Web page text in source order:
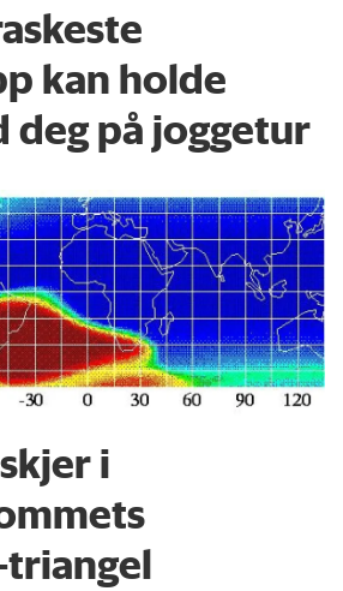
kan holde
deg på joggetur
i